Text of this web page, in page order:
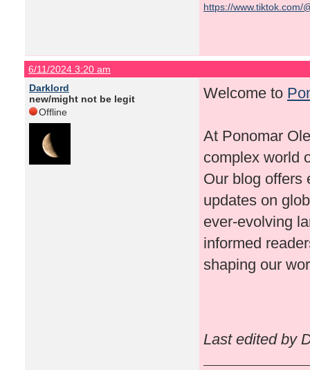
https://www.tiktok.com/
6/11/2024 3:20 am
Darklord
new/might not be legit
Offline
Welcome to
At Ponomar
complex world
Our blog offers
updates on
ever-evolving
informed
shaping our
Last edited by